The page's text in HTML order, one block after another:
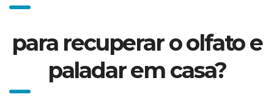
para recuperar o olfato e
paladar em casa?